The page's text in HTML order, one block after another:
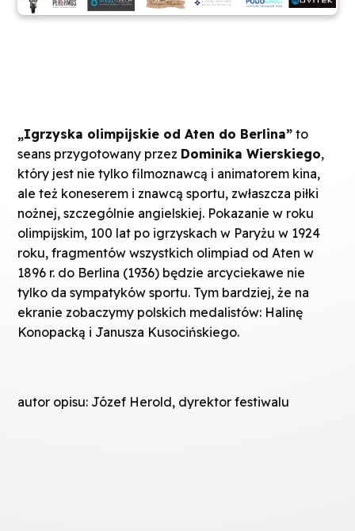
„Igrzyska olimpijskie od Aten do Berlina” to
seans przygotowany przez Dominika Wierskiego,
który jest nie tylko filmoznawcą i animatorem kina,
ale też koneserem i znawcą sportu, zwłaszcza piłki
nożnej, szczególnie angielskiej. Pokazanie w roku
olimpijskim, 100 lat po igrzyskach w Paryżu w 1924
roku, fragmentów wszystkich olimpiad od Aten w
1896 r. do Berlina (1936) będzie arcyciekawe nie
tylko da sympatyków sportu. Tym bardziej, że na
ekranie zobaczymy polskich medalistów: Halinę
Konopacką i Janusza Kusocińskiego.
autor opisu: Józef Herold, dyrektor festiwalu